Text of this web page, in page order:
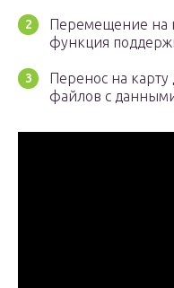
Перемещение на
функция
Перенос на
файлов с